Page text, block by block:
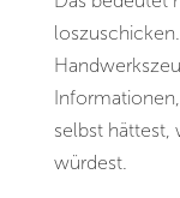
selbst hättest,
würdest.